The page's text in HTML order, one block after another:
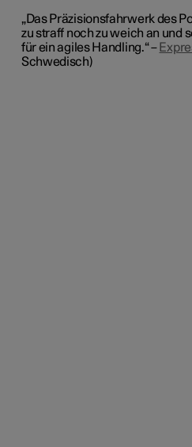
„Das Präzisionsfahrwerk des
zu straff noch zu weich an und
für ein agiles Handling.“ –
Schwedisch)